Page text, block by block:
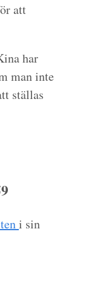
att
har
man inte
ställas
i sin